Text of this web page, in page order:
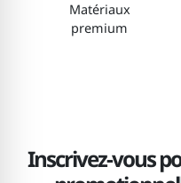
Matériaux
premium
Inscrivez-vous